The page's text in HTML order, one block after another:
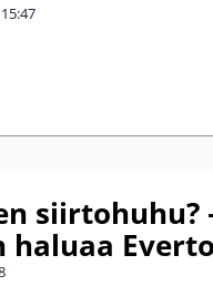
15:47
siirtohuhu?
haluaa